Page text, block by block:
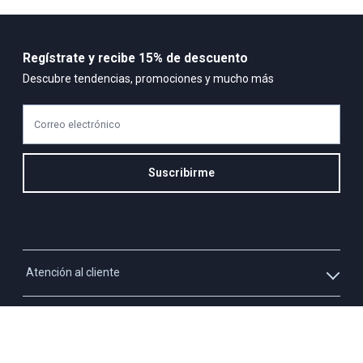
Atención al cliente
Regístrate y recibe 15% de descuento
Descubre tendencias, promociones y mucho más
Correo electrónico
Suscribirme